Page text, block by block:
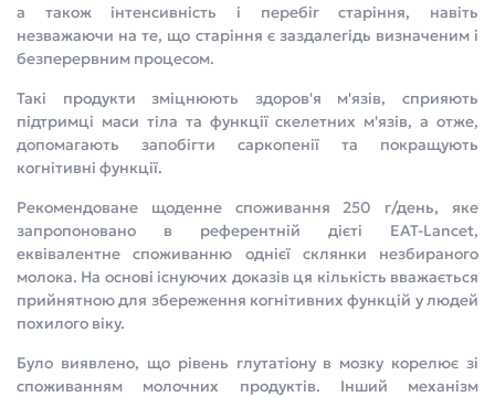
а також інтенсивність і перебіг старіння, навіть
незважаючи на те, що старіння є заздалегідь визначеним і
безперервним процесом.
Такі продукти зміцнюють здоров'я м'язів, сприяють
підтримці маси тіла та функції скелетних м'язів, а отже,
допомагають запобігти саркопенії та покращують
когнітивні функції.
Рекомендоване щоденне споживання 250 г/день, яке
запропоновано в референтній дієті EAT-Lancet,
еквівалентне споживанню однієї склянки незбираного
молока. На основі існуючих доказів ця кількість вважається
прийнятною для збереження когнітивних функцій у людей
похилого віку.
Було виявлено, що рівень глутатіону в мозку корелює зі
споживанням молочних продуктів. Інший механізм